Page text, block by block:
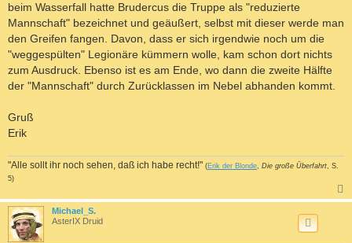
beim Wasserfall hatte Brudercus die Truppe als "reduzierte
Mannschaft" bezeichnet und geäußert, selbst mit dieser werde man
den Greifen fangen. Davon, dass er sich irgendwie noch um die
"weggespülten" Legionäre kümmern wolle, kam schon dort nichts
zum Ausdruck. Ebenso ist es am Ende, wo dann die zweite Hälfte
der "Mannschaft" durch Zurücklassen im Nebel abhanden kommt.
Gruß
Erik
"Alle sollt ihr noch sehen, daß ich habe recht!" (Erik der Blonde Die große Überfahrt , S.
5)
a
Michael_S.
AsterIX Druid